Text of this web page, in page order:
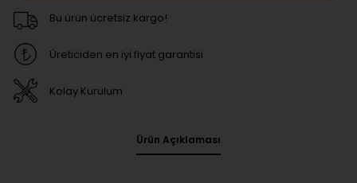
Bu ürün ücretsiz kargo!
Üreticiden en iyi fiyat garantisi
Kolay Kurulum
Ürün Açıklaması